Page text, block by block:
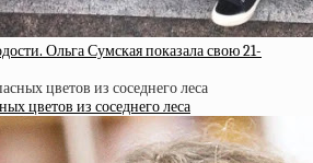
Ольга Сумская показала свою 21-
цветов из соседнего леса